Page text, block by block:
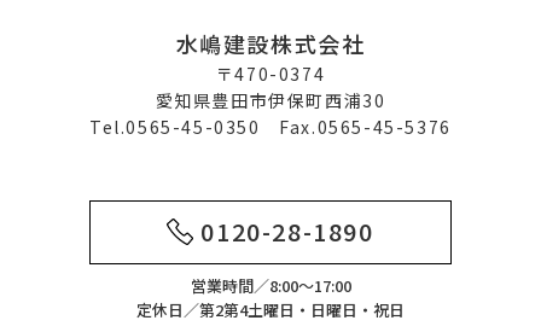
水嶋建設株式会社
〒470-0374
愛知県豊田市伊保町西浦30
Tel.0565-45-0350 Fax.0565-45-5376
0120-28-1890
営業時間／8:00～17:00
定休日／第2第4土曜日・日曜日・祝日